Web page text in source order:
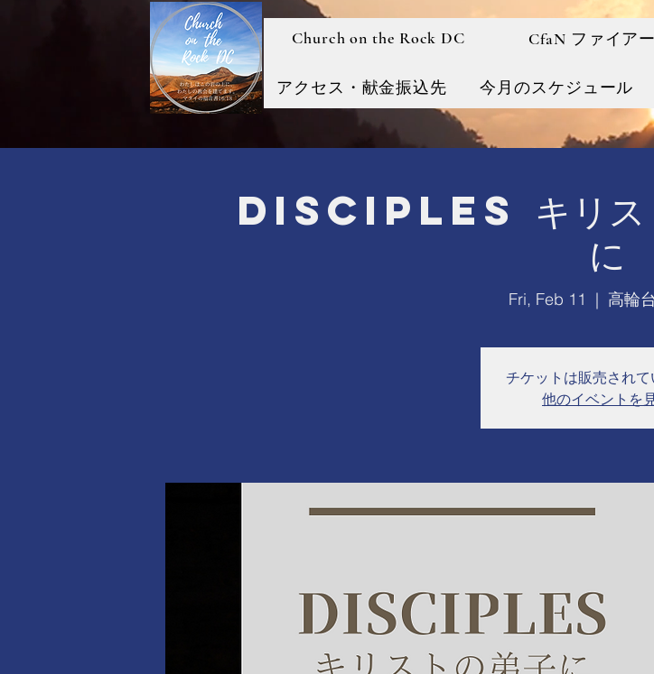
Church on the Rock DC CfaN ファイア
アクセス・献金振込先 今月のスケジュール
Disciples キリスト
に
Fri, Feb 11
  |
高輪
チケットは販売され
他のイベントを